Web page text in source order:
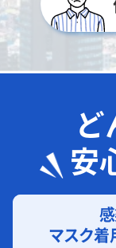
安
マスク着